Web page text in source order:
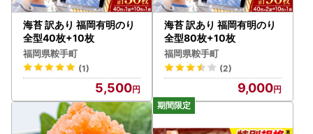
海苔 訳あり 福岡有明のり
全型40枚+10枚
福岡県鞍手町
(1)
5,500
海苔 訳あり 福岡有明のり
全型80枚+10枚
福岡県鞍手町
(2)
9,000